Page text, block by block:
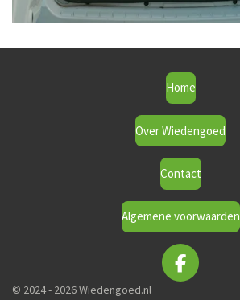
Home
Over Wiedengoed
Contact
Algemene voorwaarden
F
a
© 2024 - 2026 Wiedengoed.nl